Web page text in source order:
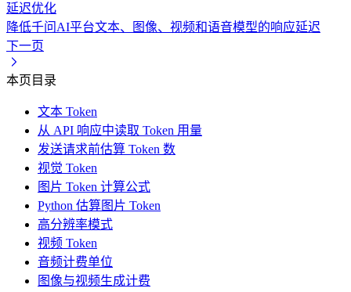
延迟优化
降低千问AI平台文本、图像、视频和语音模型的响应延迟
下一页
本页目录
文本 Token
从 API 响应中读取 Token 用量
发送请求前估算 Token 数
视觉 Token
图片 Token 计算公式
Python 估算图片 Token
高分辨率模式
视频 Token
音频计费单位
图像与视频生成计费